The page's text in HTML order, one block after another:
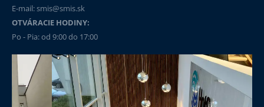
Zábavné systémy HotSpring
E-mail: smis@smis.sk
OTVÁRACIE HODINY:
Po - Pia: od 9:00 do 17:00